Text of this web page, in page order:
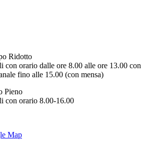
Ridotto
con orario dalle ore 8.00 alle ore 13.00 con
fino alle 15.00 (con mensa)
Pieno
con orario 8.00-16.00
Map